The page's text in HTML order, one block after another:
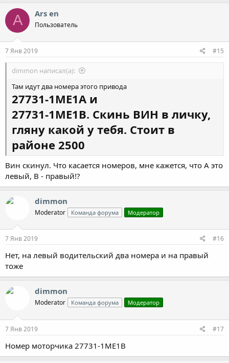
A Ars en
Пользователь
7 Янв 2019 #15
dimmon написал(а):
Там идут два номера этого привода
27731-1ME1A и
27731-1ME1B. Скинь ВИН в личку,
гляну какой у тебя. Стоит в
районе 2500
Вин скинул. Что касается номеров, мне кажется, что А это
левый, В - правый!?
dimmon
Moderator Команда форума Модератор
7 Янв 2019 #16
Нет, на левый водительский два номера и на правый
тоже
dimmon
Moderator Команда форума Модератор
7 Янв 2019 #17
Номер моторчика 27731-1ME1B